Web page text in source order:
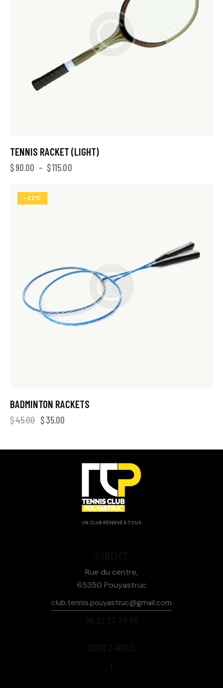
TENNIS RACKET (LIGHT)
$90.00 – $115.00
-22%
BADMINTON RACKETS
$45.00 $35.00
UN CLUB RÉSERVÉ À TOUS
Rue du centre,
65350 Pouyastruc
club.tennis.pouyastruc@gmail.com